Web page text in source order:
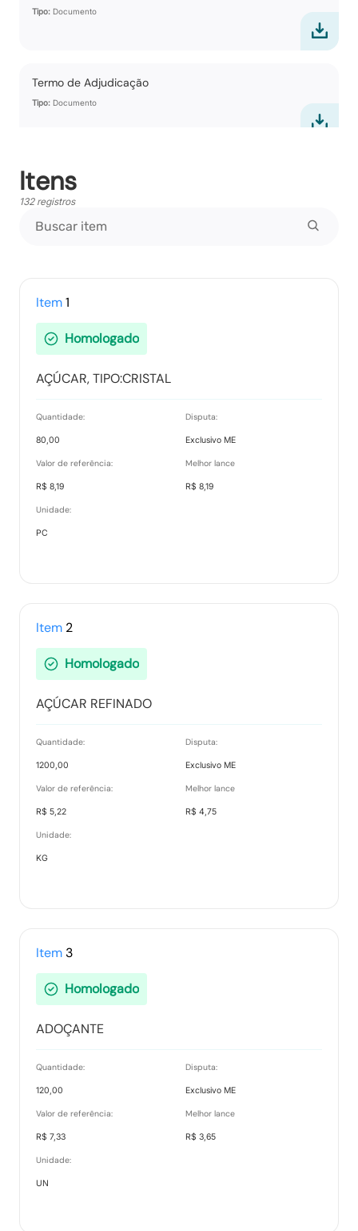
Tipo: Documento
Termo de Adjudicação
Tipo: Documento
Termo de Homologação
Tipo: Documento
Propostas Readequadas
Tipo:Documento
Ranking nos Itens
Tipo:Documento
Relatório de Proposta Comercial
Itens
132 registros
Item1
Homologado
AÇÚCAR, TIPO:CRISTAL
Quantidade:
80,00
Disputa:
Exclusivo ME
Valor de referência:
R$ 8,19
Melhor lance
R$ 8,19
Unidade:
PC
Item 2
Homologado
AÇÚCAR REFINADO
Quantidade:
1200,00
Disputa:
Exclusivo ME
Valor de referência:
R$ 5,22
Melhor lance
R$ 4,75
Unidade:
KG
Item 3
Homologado
ADOÇANTE
Quantidade:
120,00
Disputa:
Exclusivo ME
Valor de referência:
R$ 7,33
Melhor lance
R$ 3,65
Unidade:
UN